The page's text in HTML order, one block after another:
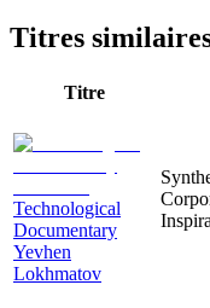
Titres
Titre
Technological
Documentary
Yevhen
Lokhmatov